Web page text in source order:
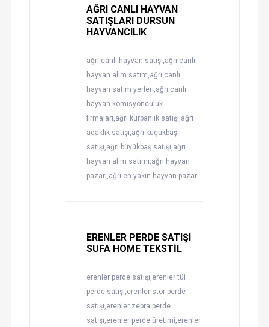
AĞRI CANLI HAYVAN
SATIŞLARI DURSUN
HAYVANCILIK
ağrı canlı hayvan satışı,ağrı canlı
hayvan alım satım,ağrı canlı
hayvan satım yerleri,ağrı canlı
hayvan komisyonculuk
firmaları,ağrı kurbanlık satışı,ağrı
adaklık satışı,ağrı küçükbaş
satışı,ağrı büyükbaş satışı,ağrı
hayvan alım satımı,ağrı hayvan
pazarı,ağrı en yakın hayvan pazarı
ERENLER PERDE SATIŞI
SUFA HOME TEKSTİL
erenler perde satışı,erenler tül
perde satışı,erenler stor perde
satışı,erenler zebra perde
satışı,erenler perde üretimi,erenler